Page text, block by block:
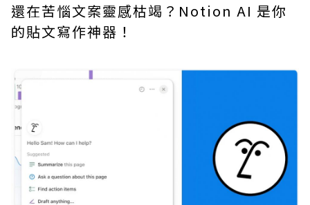
還在苦惱文案靈感枯竭？ Notion AI 是你
的貼文寫作神器！